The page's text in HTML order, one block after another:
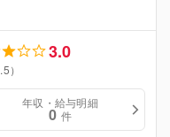
3.0
）
年収・給与明細
0 件